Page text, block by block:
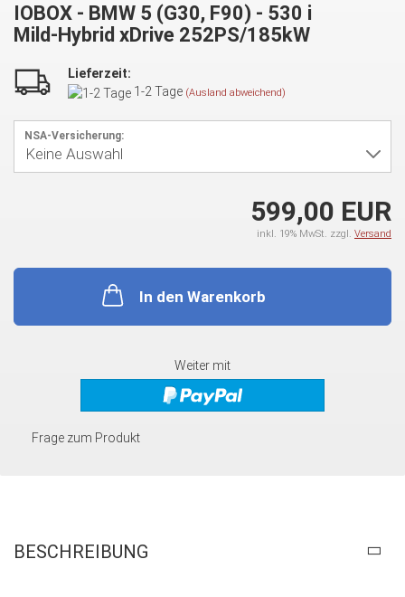
IOBOX - BMW 5 (G30, F90) - 530 i
Mild-Hybrid xDrive 252PS/185kW
Lieferzeit:
1-2 Tage (Ausland abweichend)
NSA-Versicherung:
599,00 EUR
inkl. 19% MwSt. zzgl. Versand
In den Warenkorb
Weiter mit
Frage zum Produkt
BESCHREIBUNG